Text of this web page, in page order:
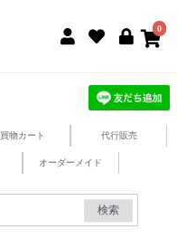
0
買物カート 代行販売
オーダーメイド
検索